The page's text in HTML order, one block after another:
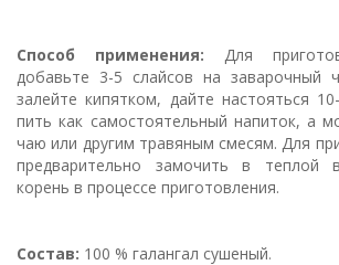
Способ применения: Для
добавьте 3-5 слайсов на заварочный
залейте кипятком, дайте настояться
пить как самостоятельный напиток, а
чаю или другим травяным смесям. Для
предварительно замочить в теплой
корень в процессе приготовления.
Состав: 100 % галангал сушеный.